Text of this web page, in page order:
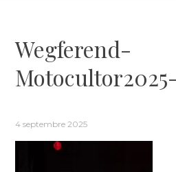
Wegferend-
4 septembre 2025